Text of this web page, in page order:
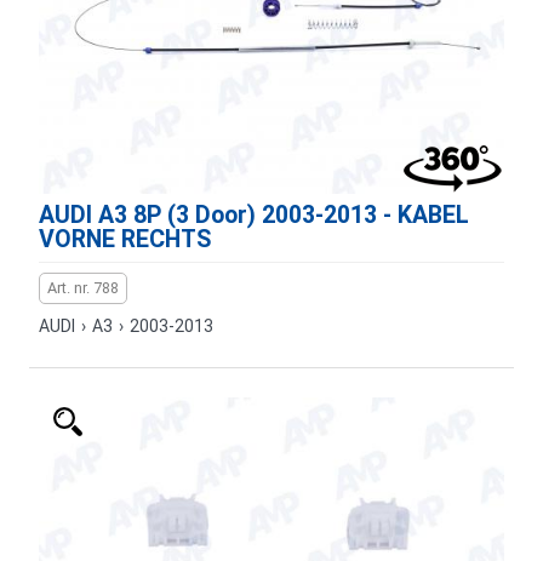
AUDI A3 8P (3 Door) 2003-2013 - KABEL
VORNE RECHTS
Art. nr. 788
AUDI › A3 › 2003-2013